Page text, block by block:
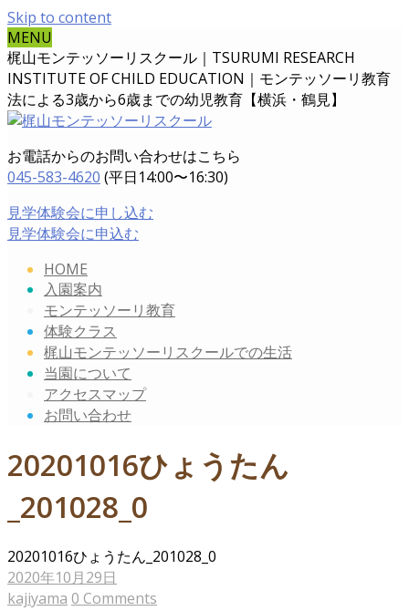
Skip to content
MENU
梶山モンテッソーリスクール｜TSURUMI RESEARCH
INSTITUTE OF CHILD EDUCATION｜ モンテッソーリ教育
法による3歳から6歳までの幼児教育【横浜・鶴見】
お電話からのお問い合わせはこちら
045-583-4620 (平日14:00〜16:30)
見学体験会に申し込む
見学体験会に申込む
HOME
入園案内
モンテッソーリ教育
体験クラス
梶山モンテッソーリスクールでの生活
当園について
アクセスマップ
お問い合わせ
20201016ひょうたん
_201028_0
20201016ひょうたん_201028_0
2020年10月29日
kajiyama 0 Comments